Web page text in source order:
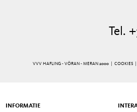
Tel.
VVV HAFLING - VÖRAN - MERAN 2000 | COOKIES|
INFORMATIE